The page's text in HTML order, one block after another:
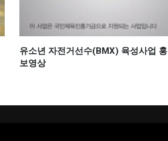
유소년 자전거선수(BMX) 육성사업 홍
보영상